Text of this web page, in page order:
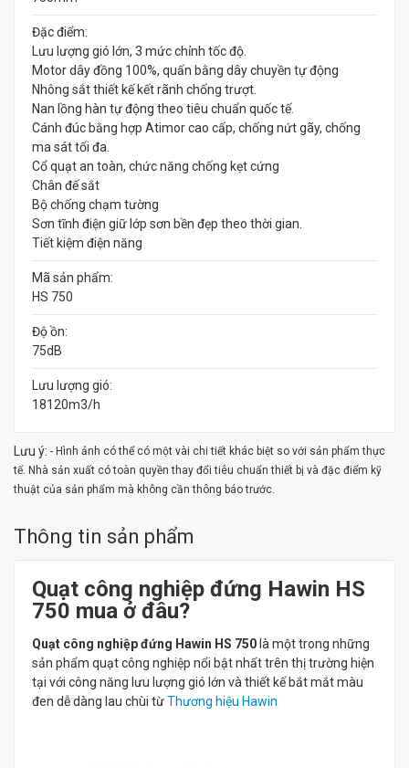
Đặc điểm:
Lưu lượng gió lớn, 3 mức chỉnh tốc độ.
Motor dây đồng 100%, quấn bằng dây chuyền tự động
Nhông sắt thiết kế kết rãnh chống trượt.
Nan lồng hàn tự động theo tiêu chuẩn quốc tế.
Cánh đúc bằng hợp Atimor cao cấp, chống nứt gãy, chống
ma sát tối đa.
Cổ quạt an toàn, chức năng chống kẹt cứng
Chân đế sắt
Bộ chống chạm tường
Sơn tĩnh điện giữ lớp sơn bền đẹp theo thời gian.
Tiết kiệm điện năng
Mã sản phẩm:
HS 750
Độ ồn:
75dB
Lưu lượng gió:
18120m3/h
Lưu ý: - Hình ảnh có thể có một vài chi tiết khác biệt so với sản phẩm thực
tế. Nhà sản xuất có toàn quyền thay đổi tiêu chuẩn thiết bị và đặc điểm kỹ
thuật của sản phẩm mà không cần thông báo trước.
Thông tin sản phẩm
Quạt công nghiệp đứng Hawin HS
750 mua ở đâu?
Quạt công nghiệp đứng Hawin HS 750 là một trong những
sản phẩm quạt công nghiệp nổi bật nhất trên thị trường hiện
tại với công năng lưu lượng gió lớn và thiết kế bắt mắt màu
đen dễ dàng lau chùi từThương hiệu Hawin